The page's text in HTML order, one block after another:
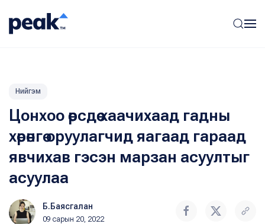
Нийгэм
Цонхоо өөрсдөө хаачихаад гадны
хөрөнгө оруулагчид яагаад гараад
явчихав гэсэн марзан асуултыг
асуулаа
Б.Баясгалан
09 сарын 20, 2022